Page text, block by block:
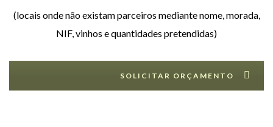
(locais onde não existam parceiros mediante nome, morada,
NIF, vinhos e quantidades pretendidas)
SOLICITAR ORÇAMENTO